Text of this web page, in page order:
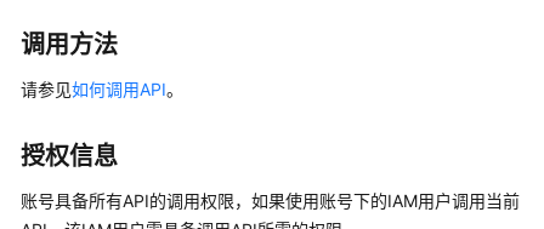
绍
计
说
调用方法
请参见如何调用API。
授权信息
账号具备所有API的调用权限，如果使用账号下的IAM用户调用当前